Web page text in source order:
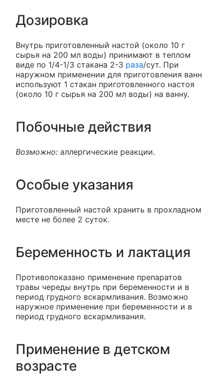
Дозировка
Внутрь приготовленный настой (около 10 г
сырья на 200 мл воды) принимают в теплом
виде по 1/4-1/3 стакана 2-3 раза/сут. При
наружном применении для приготовления ванн
используют 1 стакан приготовленного настоя
(около 10 г сырья на 200 мл воды) на ванну.
Побочные действия
Возможно: аллергические реакции.
Особые указания
Приготовленный настой хранить в прохладном
месте не более 2 суток.
Беременность и лактация
Противопоказано применение препаратов
травы череды внутрь при беременности и в
период грудного вскармливания. Возможно
наружное применение при беременности и в
период грудного вскармливания.
Применение в детском
возрасте